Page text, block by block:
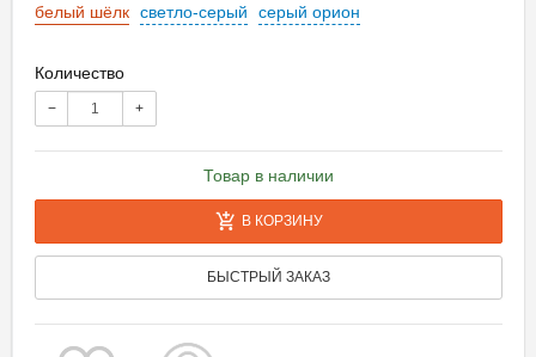
белый шёлк светло-серый серый орион
Количество
− +
Товар в наличии
В КОРЗИНУ
БЫСТРЫЙ ЗАКАЗ